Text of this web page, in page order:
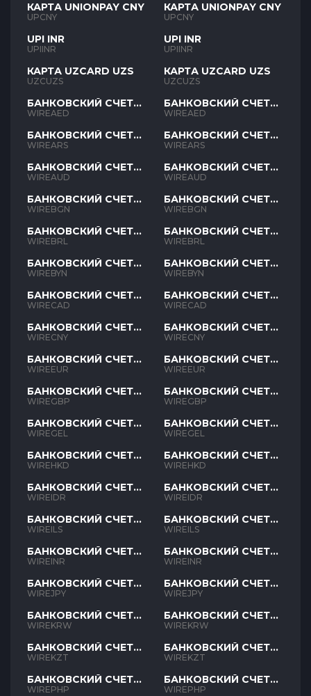
КАРТА UNIONPAY CNY
UPCNY
UPI INR
UPIINR
КАРТА UZCARD UZS
UZCUZS
БАНКОВСКИЙ СЧЕТ
AED
WIREAED
БАНКОВСКИЙ СЧЕТ
ARS
WIREARS
БАНКОВСКИЙ СЧЕТ
AUD
WIREAUD
БАНКОВСКИЙ СЧЕТ
BGN
WIREBGN
БАНКОВСКИЙ СЧЕТ
BRL
WIREBRL
БАНКОВСКИЙ СЧЕТ
BYN
WIREBYN
БАНКОВСКИЙ СЧЕТ
CAD
WIRECAD
БАНКОВСКИЙ СЧЕТ
CNY
WIRECNY
БАНКОВСКИЙ СЧЕТ
EUR
WIREEUR
БАНКОВСКИЙ СЧЕТ
GBP
WIREGBP
БАНКОВСКИЙ СЧЕТ
GEL
WIREGEL
БАНКОВСКИЙ СЧЕТ
HKD
WIREHKD
БАНКОВСКИЙ СЧЕТ
IDR
WIREIDR
БАНКОВСКИЙ СЧЕТ
ILS
WIREILS
БАНКОВСКИЙ СЧЕТ
INR
WIREINR
БАНКОВСКИЙ СЧЕТ
JPY
WIREJPY
БАНКОВСКИЙ СЧЕТ
KRW
WIREKRW
БАНКОВСКИЙ СЧЕТ
KZT
WIREKZT
БАНКОВСКИЙ СЧЕТ
PHP
WIREPHP
КАРТА UNIONPAY CNY
UPCNY
UPI INR
UPIINR
КАРТА UZCARD UZS
UZCUZS
БАНКОВСКИЙ СЧЕТ
AED
WIREAED
БАНКОВСКИЙ СЧЕТ
ARS
WIREARS
БАНКОВСКИЙ СЧЕТ
AUD
WIREAUD
БАНКОВСКИЙ СЧЕТ
BGN
WIREBGN
БАНКОВСКИЙ СЧЕТ
BRL
WIREBRL
БАНКОВСКИЙ СЧЕТ
BYN
WIREBYN
БАНКОВСКИЙ СЧЕТ
CAD
WIRECAD
БАНКОВСКИЙ СЧЕТ
CNY
WIRECNY
БАНКОВСКИЙ СЧЕТ
EUR
WIREEUR
БАНКОВСКИЙ СЧЕТ
GBP
WIREGBP
БАНКОВСКИЙ СЧЕТ
GEL
WIREGEL
БАНКОВСКИЙ СЧЕТ
HKD
WIREHKD
БАНКОВСКИЙ СЧЕТ
IDR
WIREIDR
БАНКОВСКИЙ СЧЕТ
ILS
WIREILS
БАНКОВСКИЙ СЧЕТ
INR
WIREINR
БАНКОВСКИЙ СЧЕТ
JPY
WIREJPY
БАНКОВСКИЙ СЧЕТ
KRW
WIREKRW
БАНКОВСКИЙ СЧЕТ
KZT
WIREKZT
БАНКОВСКИЙ СЧЕТ
PHP
WIREPHP